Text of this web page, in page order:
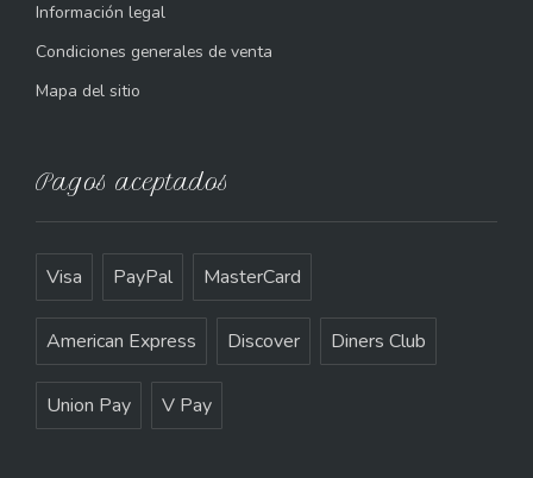
Información legal
Condiciones generales de venta
Mapa del sitio
Pagos aceptados
Visa PayPal MasterCard
American Express Discover Diners Club
Union Pay V Pay